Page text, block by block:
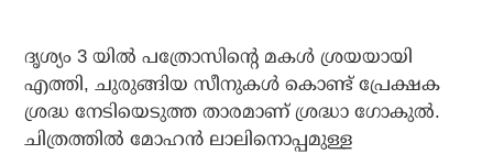
ദൃശ്യം 3 യില്‍ പത്രോസിന്റെ മകള്‍ ശ്രയയായി
എത്തി, ചുരുങ്ങിയ സീനുകള്‍ കൊണ്ട് പ്രേക്ഷക
ശ്രദ്ധ നേടിയെടുത്ത താരമാണ് ശ്രദ്ധാ ഗോകുല്‍.
ചിത്രത്തില്‍ മോഹന്‍ ലാലിനൊപ്പമുള്ള